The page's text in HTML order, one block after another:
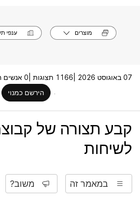
מוצרים ענפי
07 באוגוסט 2026 | 1166 תצוגות |
0 אנשים חשבו שזה היה מועיל
הירשם כמנוי
קבע תצורה של
לשיחות
במאמר זה משוב?